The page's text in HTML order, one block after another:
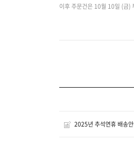
이후 주문건은 10월 10일 (금)
2025년 추석연휴 배송